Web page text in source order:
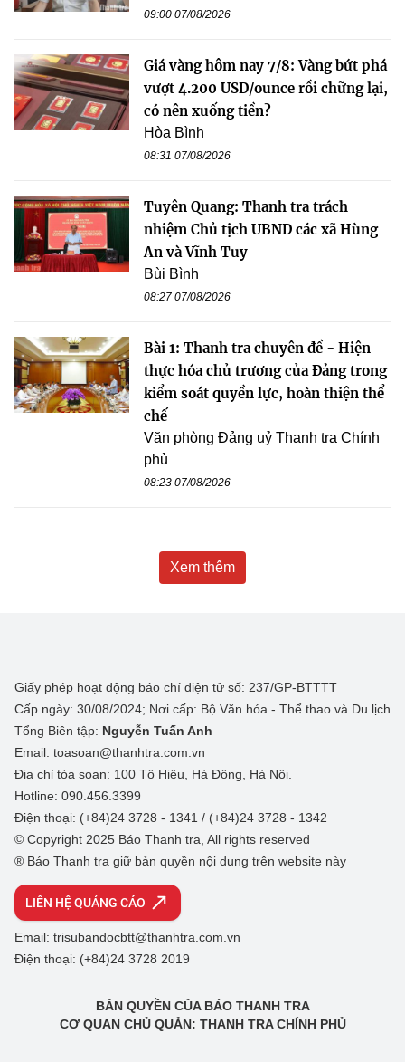
09:00 07/08/2026
Giá vàng hôm nay 7/8: Vàng bứt phá
vượt 4.200 USD/ounce rồi chững lại,
có nên xuống tiền?
Hòa Bình
08:31 07/08/2026
Tuyên Quang: Thanh tra trách
nhiệm Chủ tịch UBND các xã Hùng
An và Vĩnh Tuy
Bùi Bình
08:27 07/08/2026
Bài 1: Thanh tra chuyên đề - Hiện
thực hóa chủ trương của Đảng trong
kiểm soát quyền lực, hoàn thiện thể
chế
Văn phòng Đảng uỷ Thanh tra Chính
phủ
08:23 07/08/2026
Xem thêm
Giấy phép hoạt động báo chí điện tử số: 237/GP-BTTTT
Cấp ngày: 30/08/2024; Nơi cấp: Bộ Văn hóa - Thể thao và Du lịch
Tổng Biên tập: Nguyễn Tuấn Anh
Email: toasoan@thanhtra.com.vn
Địa chỉ tòa soạn: 100 Tô Hiệu, Hà Đông, Hà Nội.
Hotline: 090.456.3399
Điện thoại: (+84)24 3728 - 1341 / (+84)24 3728 - 1342
© Copyright 2025 Báo Thanh tra, All rights reserved
® Báo Thanh tra giữ bản quyền nội dung trên website này
LIÊN HỆ QUẢNG CÁO
Email: trisubandocbtt@thanhtra.com.vn
Điện thoại: (+84)24 3728 2019
BẢN QUYỀN CỦA BÁO THANH TRA
CƠ QUAN CHỦ QUẢN: THANH TRA CHÍNH PHỦ